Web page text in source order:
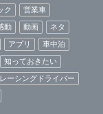
ク
営業車
動 動画
ネタ
アプリ
車中泊
知っておきたい
レーシングドライバー